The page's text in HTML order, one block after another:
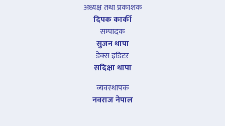
अध्यक्ष तथा प्रकाशक
दिपक कार्की
सम्पादक
सुजन थापा
डेक्स इडिटर
सदिक्षा थापा
व्यवस्थापक
नवराज नेपाल